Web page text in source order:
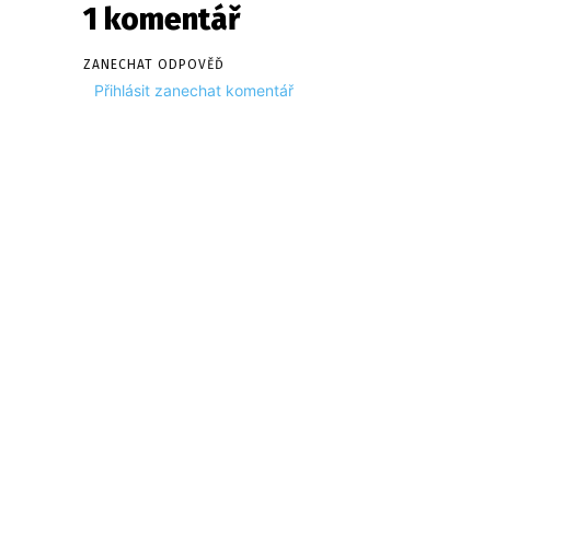
1 komentář
ZANECHAT ODPOVĚĎ
Přihlásit zanechat komentář